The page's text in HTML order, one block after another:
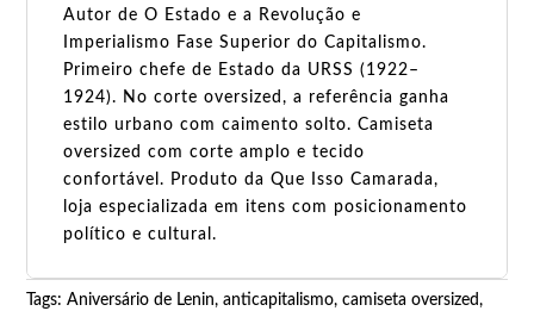
Autor de O Estado e a Revolução e
Imperialismo Fase Superior do Capitalismo.
Primeiro chefe de Estado da URSS (1922–
1924). No corte oversized, a referência ganha
estilo urbano com caimento solto. Camiseta
oversized com corte amplo e tecido
confortável. Produto da Que Isso Camarada,
loja especializada em itens com posicionamento
político e cultural.
Tags:Aniversário de Lenin,anticapitalismo,camiseta oversized,